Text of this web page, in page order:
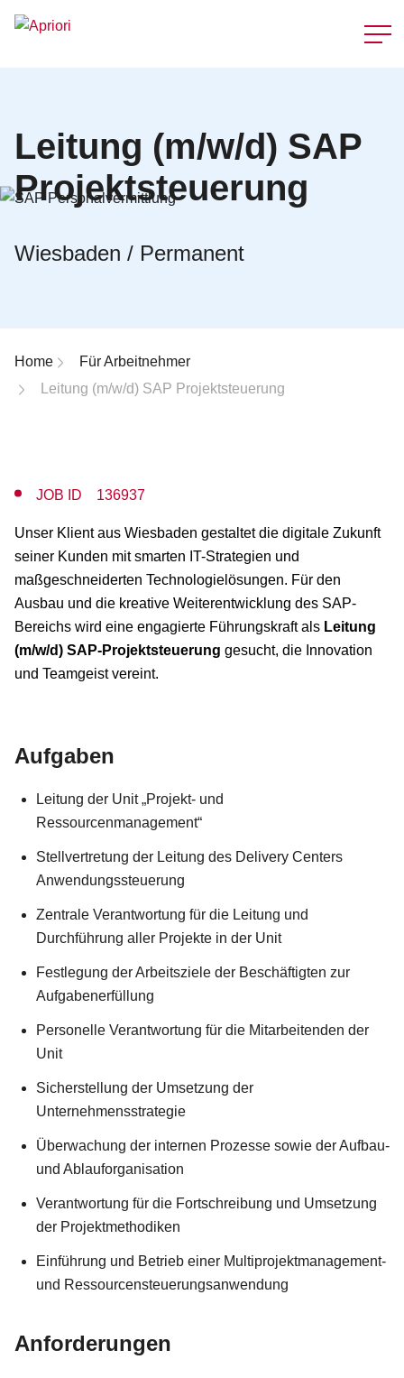
Leitung (m/w/d) SAP
Projektsteuerung
Wiesbaden / Permanent
Breadcrumb-Navigation
Home
Für Arbeitnehmer
Leitung (m/w/d) SAP Projektsteuerung
JOB ID 136937
Unser Klient aus Wiesbaden gestaltet die digitale Zukunft
seiner Kunden mit smarten IT-Strategien und
maßgeschneiderten Technologielösungen. Für den
Ausbau und die kreative Weiterentwicklung des SAP-
Bereichs wird eine engagierte Führungskraft als Leitung
(m/w/d) SAP-Projektsteuerung gesucht, die Innovation
und Teamgeist vereint.
Aufgaben
Leitung der Unit „Projekt- und
Ressourcenmanagement“
Stellvertretung der Leitung des Delivery Centers
Anwendungssteuerung
Zentrale Verantwortung für die Leitung und
Durchführung aller Projekte in der Unit
Festlegung der Arbeitsziele der Beschäftigten zur
Aufgabenerfüllung
Personelle Verantwortung für die Mitarbeitenden der
Unit
Sicherstellung der Umsetzung der
Unternehmensstrategie
Überwachung der internen Prozesse sowie der Aufbau-
und Ablauforganisation
Verantwortung für die Fortschreibung und Umsetzung
der Projektmethodiken
Einführung und Betrieb einer Multiprojektmanagement-
und Ressourcensteuerungsanwendung
Anforderungen